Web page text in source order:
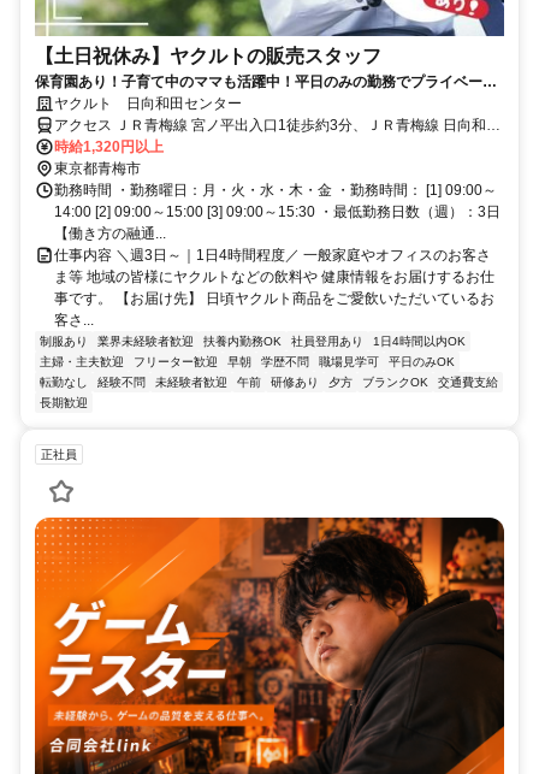
【土日祝休み】ヤクルトの販売スタッフ
保育園あり！子育て中のママも活躍中！平日のみの勤務でプライベート
と両立できます◎
ヤクルト 日向和田センター
アクセス ＪＲ青梅線 宮ノ平出入口1徒歩約3分、ＪＲ青梅線 日向和田
徒歩約20分、ＪＲ青梅線/ＪＲ中央本線 青梅徒歩約23分
時給1,320円以上
東京都青梅市
勤務時間 ・勤務曜日：月・火・水・木・金 ・勤務時間： [1] 09:00～
14:00 [2] 09:00～15:00 [3] 09:00～15:30 ・最低勤務日数（週）：3日
【働き方の融通...
仕事内容 ＼週3日～｜1日4時間程度／ 一般家庭やオフィスのお客さ
ま等 地域の皆様にヤクルトなどの飲料や 健康情報をお届けするお仕
事です。 【お届け先】 日頃ヤクルト商品をご愛飲いただいているお
客さ...
制服あり 業界未経験者歓迎 扶養内勤務OK 社員登用あり
1日4時間以内OK
主婦・主夫歓迎
フリーター歓迎 早朝 学歴不問 職場見学可
平日のみOK
転勤なし
経験不問 未経験者歓迎 午前 研修あり 夕方 ブランクOK
交通費支給
長期歓迎
正社員